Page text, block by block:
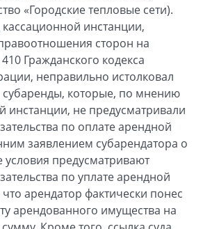
«Городские тепловые сети).
инстанции,
сторон на
Гражданского кодекса
неправильно истолковал
субаренды, которые, по мнению
инстанции, не предусматривали
по оплате арендной
заявлением субарендатора о
условия предусматривают
по уплате арендной
что арендатор фактически понес
арендованного имущества на